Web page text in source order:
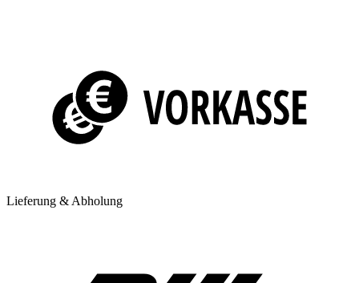
Lieferung & Abholung